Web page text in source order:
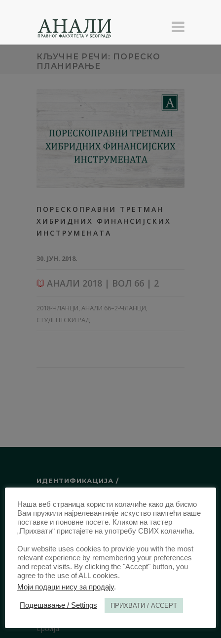
КЉУЧНЕ РЕЧИ: ПОРЕСКО
ПЛАНИРАЊЕ
ПОРЕСКОПРАВНИ ТРЕТМАН
ХИБРИДНИХ ФИНАНСИЈСКИХ
ИНСТРУМЕНАТА
30. ЈУН. 2018.
АНАЛИ 2018 | ВОЛ 66 | 2
2018-ЧЛАНЦИ, АНАЛИ 66–2-ЧЛАНЦИ,
СТУДЕНТСКИ РАД
ИДЕНТИФИКАЦИЈА /
ISSN:0003-2565(Штампано издање)
еISSN:2406-2693(Онлајн издање)
DOI:10.51204/Anali_PFBU_1906
ИЗДАВАЧ /
Правни факултет Универзитета у
Београду
Булевар краља Александра 67
Србија
Наша веб страница користи колачиће како да бисмо
Вам пружили најрелевантније искуство памтећи ваше
поставке и поновне посете. Кликом на тастер
„Прихвати“ пристајете на употребу СВИХ колачића.
Our website uses cookies to provide you with the most
relevant experience by remembering your preferences
and repeat visits. By clicking the "Accept" button, you
agree to the use of ALL cookies.
Моји подаци нису за продају.
Подешавање / Settings ПРИХВАТИ / ACCEPT